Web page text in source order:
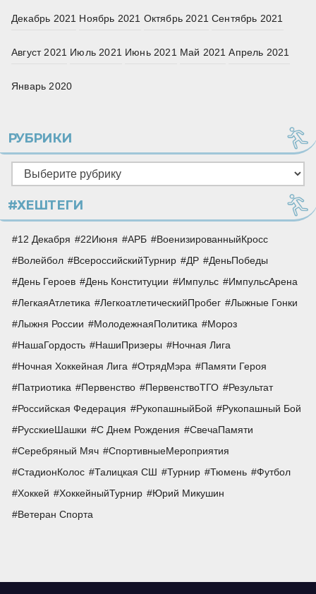
Декабрь 2021 Ноябрь 2021 Октябрь 2021 Сентябрь 2021
Август 2021 Июль 2021 Июнь 2021 Май 2021 Апрель 2021
Январь 2020
РУБРИКИ
Рубрики
#ХЕШТЕГИ
12 Декабря 22Июня АРБ
ВоенизированныйКросс
Волейбол
ВсероссийскийТурнир ДР
ДеньПобеды
День Героев
День Конституции Импульс
ИмпульсАрена
ЛегкаяАтлетика
ЛегкоатлетическийПробег
Лыжные Гонки
Лыжня России
МолодежнаяПолитика
Мороз
НашаГордость
НашиПризеры
Ночная Лига
Ночная Хоккейная Лига
ОтрядМэра
Памяти Героя
Патриотика
Первенство ПервенствоТГО
Результат
Российская Федерация
РукопашныйБой
Рукопашный Бой
РусскиеШашки
С Днем Рождения
СвечаПамяти
Серебряный Мяч
СпортивныеМероприятия
СтадионКолос
Талицкая СШ Турнир Тюмень
Футбол
Хоккей
ХоккейныйТурнир
Юрий Микушин
Ветеран Спорта